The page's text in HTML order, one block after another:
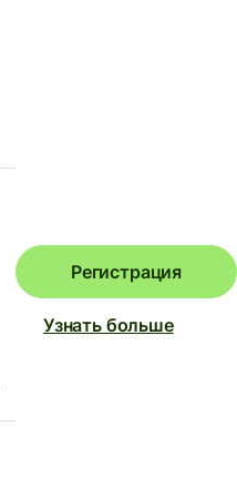
Регистрация
Узнать больше